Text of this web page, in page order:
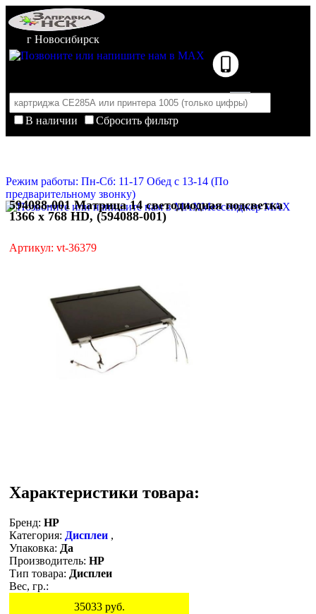
г Новосибирск
В наличии
Сбросить фильтр
Корзина пуста
Режим работы: Пн-Сб: 11-17 Обед с 13-14 (По
предварительному звонку)
Мессенджер MAX
594088-001 Матрица 14 светодиодная подсветка
1366 x 768 HD, (594088-001)
Артикул: vt-36379
Характеристики товара:
Бренд: HP
Категория: Дисплеи ,
Упаковка: Да
Производитель: HP
Тип товара: Дисплеи
Вес, гр.:
35033руб.